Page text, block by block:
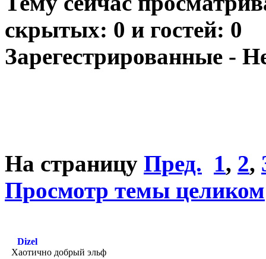
скрытых: 0 и гостей: 0
Зарегестрированные -
На страницу Пред. 1, 2,
Просмотр темы целиком
Dizel
Хаотично добрый эльф